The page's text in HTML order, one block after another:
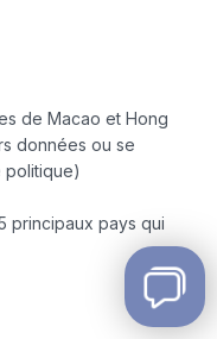
de Macao et Hong
données ou se
politique)
principaux pays qui